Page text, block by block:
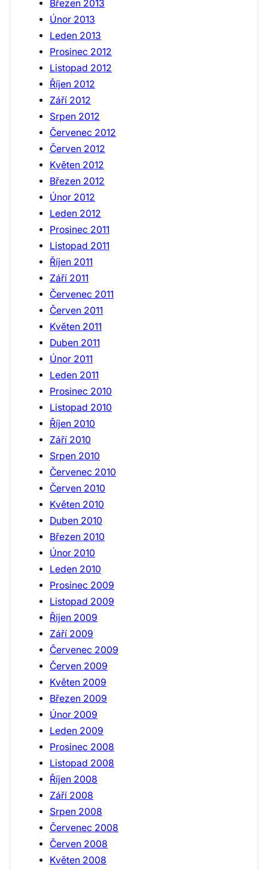
Březen 2013
Únor 2013
Leden 2013
Prosinec 2012
Listopad 2012
Říjen 2012
Září 2012
Srpen 2012
Červenec 2012
Červen 2012
Květen 2012
Březen 2012
Únor 2012
Leden 2012
Prosinec 2011
Listopad 2011
Říjen 2011
Září 2011
Červenec 2011
Červen 2011
Květen 2011
Duben 2011
Únor 2011
Leden 2011
Prosinec 2010
Listopad 2010
Říjen 2010
Září 2010
Srpen 2010
Červenec 2010
Červen 2010
Květen 2010
Duben 2010
Březen 2010
Únor 2010
Leden 2010
Prosinec 2009
Listopad 2009
Říjen 2009
Září 2009
Červenec 2009
Červen 2009
Květen 2009
Březen 2009
Únor 2009
Leden 2009
Prosinec 2008
Listopad 2008
Říjen 2008
Září 2008
Srpen 2008
Červenec 2008
Červen 2008
Květen 2008